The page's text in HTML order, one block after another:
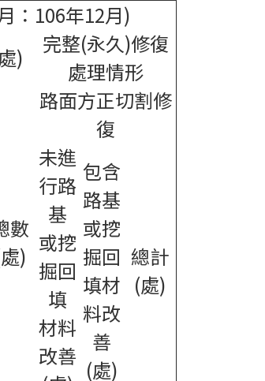
：106年12月)
)
完整(永久)修復
處理情形
數
)
路面方正切割修
復
未進
行路
基
或挖
掘回
填
材料
改善
包含
路基
或挖
掘回
填材
料改
善
(處)
總計
(處)